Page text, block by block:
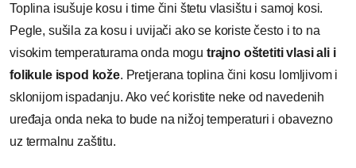
Toplina isušuje kosu i time čini štetu vlasištu i samoj kosi.
Pegle, sušila za kosu i uvijači ako se koriste često i to na
visokim temperaturama onda mogu trajno oštetiti vlasi ali i
folikule ispod kože. Pretjerana toplina čini kosu lomljivom i
sklonijom ispadanju. Ako već koristite neke od navedenih
uređaja onda neka to bude na nižoj temperaturi i obavezno
uz termalnu zaštitu.